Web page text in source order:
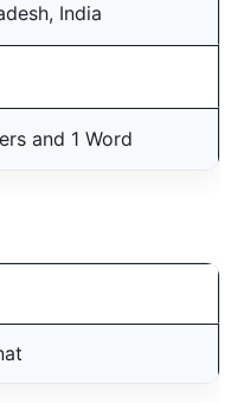
India
and 1 Word